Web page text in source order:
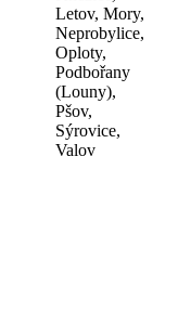
Letov, Mory,
Neprobylice,
Oploty,
Podbořany
(Louny),
Pšov,
Sýrovice,
Valov